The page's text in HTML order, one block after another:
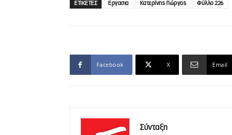
ΕΤΙΚΕΤΕΣ Εργασια Κατερίνης Γιώργος Φύλλο 226
Facebook X Email
Σύνταξη